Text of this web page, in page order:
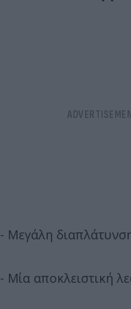
- Μεγάλη
- Μία αποκλειστική